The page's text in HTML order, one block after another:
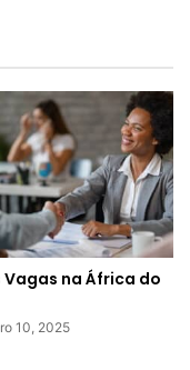
Vagas na África do
10, 2025